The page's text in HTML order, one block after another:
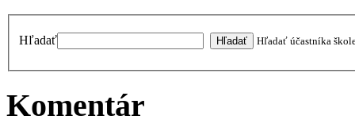
Hľadať Hľadať účastníka
Komentár